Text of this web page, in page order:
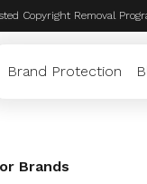
Copyright Removal
Brand Protection
Brands